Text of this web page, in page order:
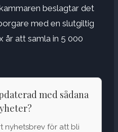
beslagtar det
med en slutgiltig
år att samla in 5 000
med sådana
nyhetsbrev för att bli